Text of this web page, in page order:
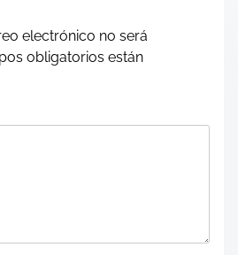
electrónico no será
obligatorios están